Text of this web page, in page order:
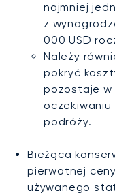
najmniej
z
000 USD
Należy
pokryć
pozostaje w
oczekiwaniu
podróży.
Bieżąca
pierwotnej
używanego